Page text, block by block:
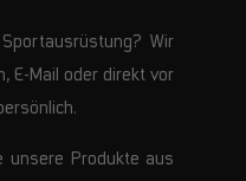
Wir
E-Mail oder direkt vor
unsere Produkte aus